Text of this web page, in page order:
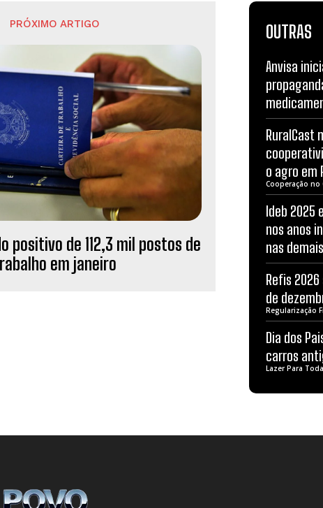
PRÓXIMO ARTIGO
positivo de 112,3 mil postos de
em janeiro
OUTRAS
Anvisa
RuralCast
o agro em
Cooperação no
Ideb 2025
nos anos
nas
Refis
de
Regularização
Dia dos
carros
Lazer Para